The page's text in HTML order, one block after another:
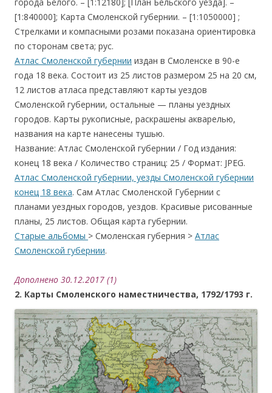
[1:840000]; Карта Смоленской губернии. – [1:1050000] ;
Стрелками и компасными розами показана ориентировка
по сторонам света; рус.
Атлас Смоленской губернии издан в Смоленске в 90-е
года 18 века. Состоит из 25 листов размером 25 на 20 см,
12 листов атласа представляют карты уездов
Смоленской губернии, остальные — планы уездных
городов. Карты рукописные, раскрашены акварелью,
названия на карте нанесены тушью.
Название: Атлас Смоленской губернии / Год издания:
конец 18 века / Количество страниц: 25 / Формат: JPEG.
Атлас Смоленской губернии, уезды Смоленской губернии
конец 18 века. Сам Атлас Смоленской Губернии с
планами уездных городов, уездов. Красивые рисованные
планы, 25 листов. Общая карта губернии.
Старые альбомы > Смоленская губерния > Атлас
Смоленской губернии.
Дополнено 30.12.2017 (1)
2. Карты Смоленского наместничества, 1792/1793 г.